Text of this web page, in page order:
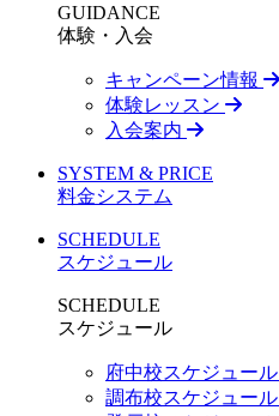
GUIDANCE
体験・入会
キャンペーン情報
体験レッスン
入会案内
SYSTEM & PRICE
料金システム
SCHEDULE
スケジュール
SCHEDULE
スケジュール
府中校スケジュール
調布校スケジュール